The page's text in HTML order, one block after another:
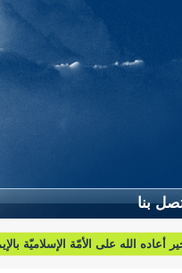
اتّصلوا بنا على البريد التّالي: